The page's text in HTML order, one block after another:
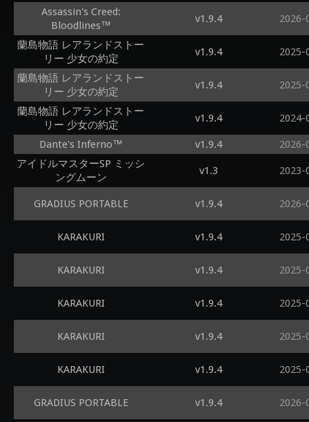
Assassin's Creed:
Bloodlines™
v1.9.4 2026-
蘭島物語 レアランドストー
リー 少女の約定
v1.9.4 2025-
蘭島物語 レアランドストー
リー 少女の約定
v1.9.4 2025-
蘭島物語 レアランドストー
リー 少女の約定
v1.9.4 2024-
Dante's Inferno™ v1.9.4
2026-
アイドルマスターSP ミッシ
ングムーン
v1.3 2023-
GRADIUS PORTABLE v1.9.4 2026-
KARAKURI v1.9.4 2025-
KARAKURI v1.9.4 2025-
KARAKURI v1.9.4 2025-
KARAKURI v1.9.4 2025-
KARAKURI v1.9.4 2025-
GRADIUS PORTABLE v1.9.4 2026-